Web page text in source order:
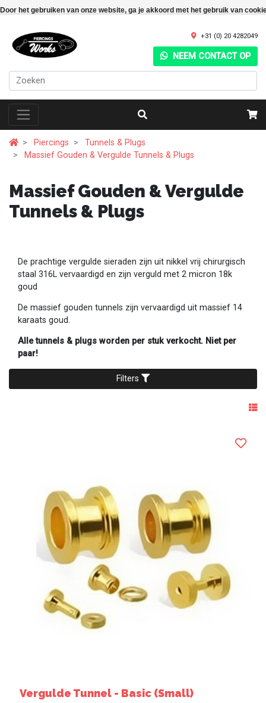
Door het gebruiken van onze website, ga je akkoord met het gebruik van
+31 (0) 20 4282049
NEEM CONTACT OP
Piercings
Tunnels & Plugs
Massief Gouden & Vergulde Tunnels & Plugs
Massief Gouden & Vergulde
Tunnels & Plugs
De prachtige vergulde sieraden zijn uit nikkel vrij chirurgisch
staal 316L vervaardigd en zijn verguld met 2 micron 18k
goud
De massief gouden tunnels zijn vervaardigd uit massief 14
karaats goud.
Alle tunnels & plugs worden per stuk verkocht. Niet per
paar!
Filters
Vergulde Tunnel - Basic (Small)